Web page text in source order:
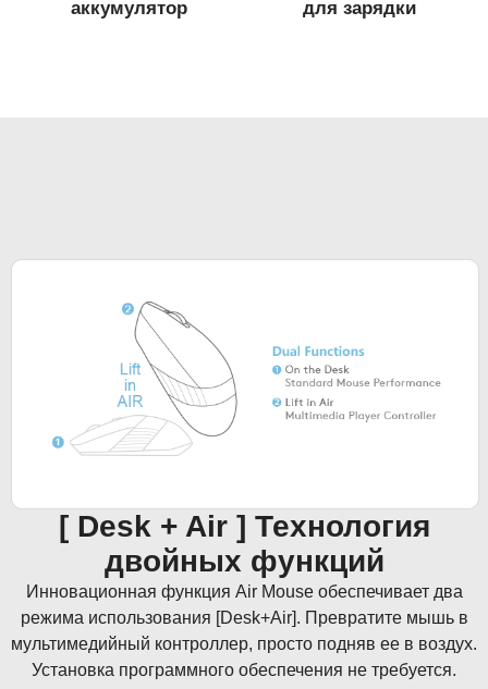
аккумулятор
для зарядки
[ Desk + Air ] Технология
двойных функций
Инновационная функция Air Mouse обеспечивает два
режима использования [Desk+Air]. Превратите мышь в
мультимедийный контроллер, просто подняв ее в воздух.
Установка программного обеспечения не требуется.